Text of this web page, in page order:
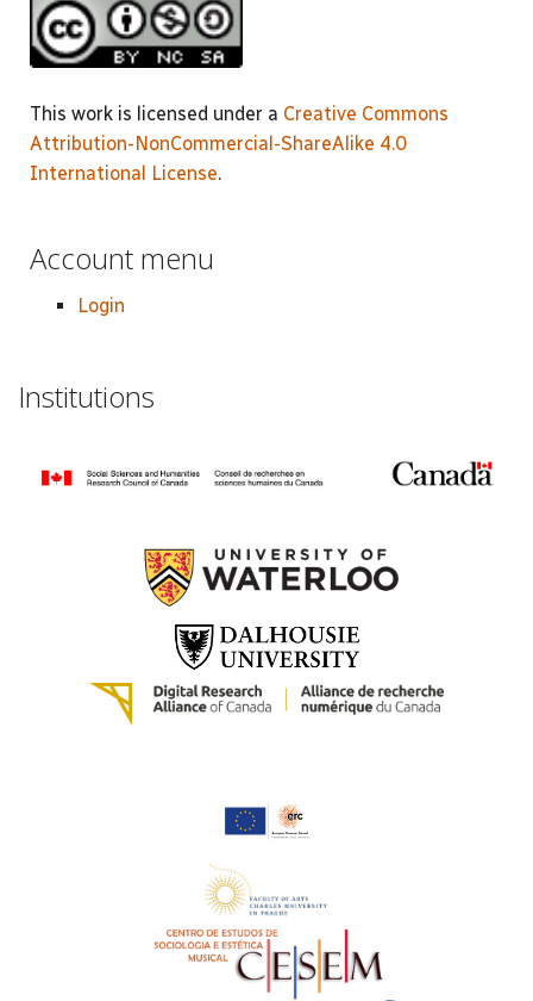
This work is licensed under a Creative Commons
Attribution-NonCommercial-ShareAlike 4.0
International License.
Account menu
Login
Institutions